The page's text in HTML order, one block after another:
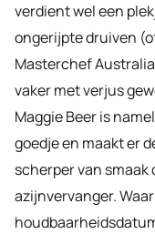
verdient wel een
ongerijpte druiven
Masterchef
vaker met verjus
Maggie Beer is
goedje en maakt er
scherper van smaak
azijnvervanger.